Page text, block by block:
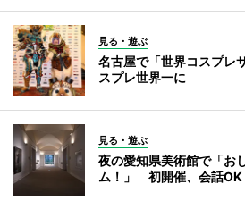
見る・遊ぶ
名古屋で「世界コスプ
スプレ世界一に
見る・遊ぶ
夜の愛知県美術館で「お
ム！」 初開催、会話OK